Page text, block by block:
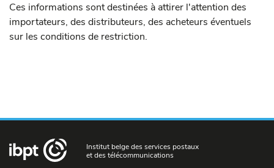
Ces informations sont destinées à attirer l'attention des
importateurs, des distributeurs, des acheteurs éventuels
sur les conditions de restriction.
Institut belge des services postaux
et des télécommunications